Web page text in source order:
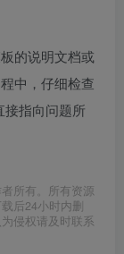
的说明文档或
中，仔细检查
接指向问题所
所有。所有资源
后24小时内删
侵权请及时联系